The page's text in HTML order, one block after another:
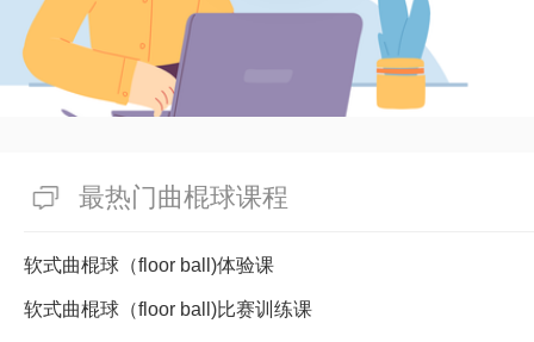
最热门曲棍球课程
软式曲棍球（floor ball)体验课
软式曲棍球（floor ball)比赛训练课